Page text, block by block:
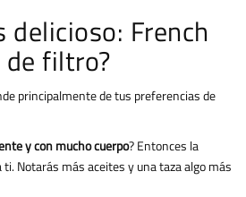
delicioso: French
de filtro?
principalmente de tus preferencias de
y con mucho cuerpo? Entonces la
Notarás más aceites y una taza algo más